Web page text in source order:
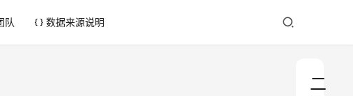
队 数据来源说明
二